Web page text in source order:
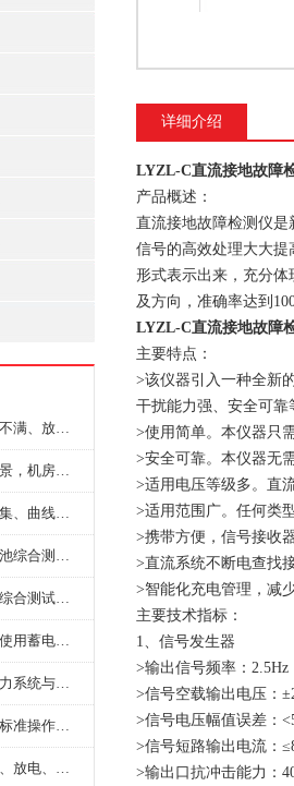
蓄电池整组充放电活化仪充不满、放不完怎么办？
蓄电池充放检一体机适用场景，机房基站变电站铅酸蓄电池维护检测应用
蓄电池充放检一体机数据采集、曲线分析与电池健康状态智能评估功能详解
蓄电池故障快速诊断：蓄电池综合测试仪判断落后电池的方法与标准
符合电力检测标准：蓄电池综合测试仪测试规范与精度校准方法详解
操作指南：如何安全高效地使用蓄电池智能活化仪？
蓄电池充放检一体机：在电力系统与储能设备中的创新应用，确保蓄电池性能与可靠性
蓄电池整组充放电活化仪的标准操作流程：从接线设置到充放电参数设定的安全规范
蓄电池充放检一体机：充电、放电、检测三功能集成设备
详细介绍
LYZL-C直流接地故障
产品概述：
直流接地故障检测仪
信号的高效处理大大
形式表示出来，充分
及方向，准确率达到
LYZL-C直流接地故障
主要特点：
>该仪器引入一种全新
干扰能力强、安全可靠
>使用简单。本仪器只
>安全可靠。本仪器无
>适用电压等级多。直
>适用范围广。任何类
>携带方便，信号接收
>直流系统不断电查找
>智能化充电管理，减
主要技术指标：
1、信号发生器
>输出信号频率：2.5Hz
>信号空载输出电压：
>信号电压幅值误差：
>信号短路输出电流：
>输出口抗冲击能力：